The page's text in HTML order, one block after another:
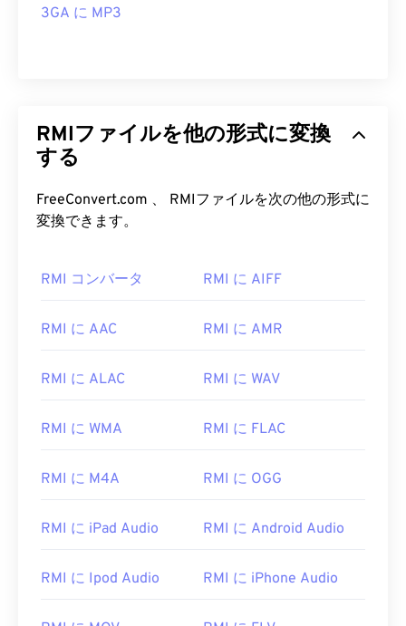
3GA に MP3
RMIファイルを他の形式に変換
する
FreeConvert.com 、 RMIファイルを次の他の形式に
変換できます。
RMI コンバータ RMI に AIFF
RMI に AAC RMI に AMR
RMI に ALAC RMI に WAV
RMI に WMA RMI に FLAC
RMI に M4A RMI に OGG
RMI に iPad Audio RMI に Android Audio
RMI に Ipod Audio RMI に iPhone Audio